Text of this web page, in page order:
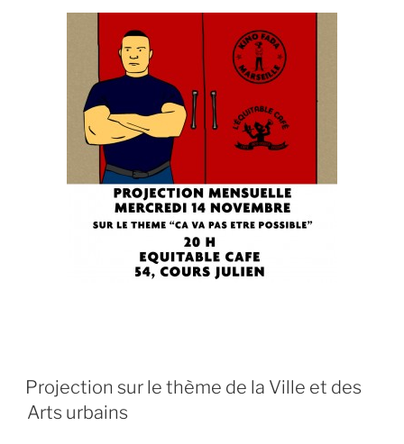
PUBLIÉ
LE
Projection sur le thème de la Ville et des
Arts urbains